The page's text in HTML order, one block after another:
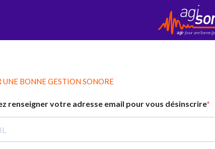
Contact
UNE BONNE GESTION SONORE
renseigner votre adresse email pour vous désinscrire